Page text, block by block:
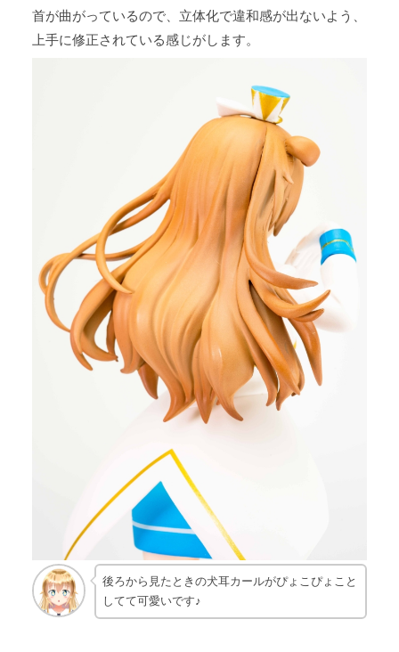
首が曲がっているので、立体化で違和感が出ないよう、
上手に修正されている感じがします。
後ろから見たときの犬耳カールがぴょこぴょこと
してて可愛いです♪